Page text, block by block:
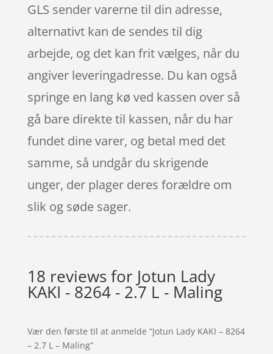
GLS sender varerne til din adresse,
alternativt kan de sendes til dig
arbejde, og det kan frit vælges, når du
angiver leveringadresse. Du kan også
springe en lang kø ved kassen over så
gå bare direkte til kassen, når du har
fundet dine varer, og betal med det
samme, så undgår du skrigende
unger, der plager deres forældre om
slik og søde sager.
18 reviews for Jotun Lady
KAKI - 8264 - 2.7 L - Maling
Vær den første til at anmelde “Jotun Lady KAKI – 8264
– 2.7 L – Maling”